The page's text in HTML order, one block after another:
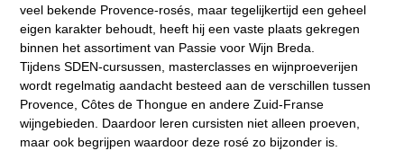
veel bekende Provence-rosés, maar tegelijkertijd een geheel
eigen karakter behoudt, heeft hij een vaste plaats gekregen
binnen het assortiment van Passie voor Wijn Breda.
Tijdens SDEN-cursussen, masterclasses en wijnproeverijen
wordt regelmatig aandacht besteed aan de verschillen tussen
Provence, Côtes de Thongue en andere Zuid-Franse
wijngebieden. Daardoor leren cursisten niet alleen proeven,
maar ook begrijpen waardoor deze rosé zo bijzonder is.